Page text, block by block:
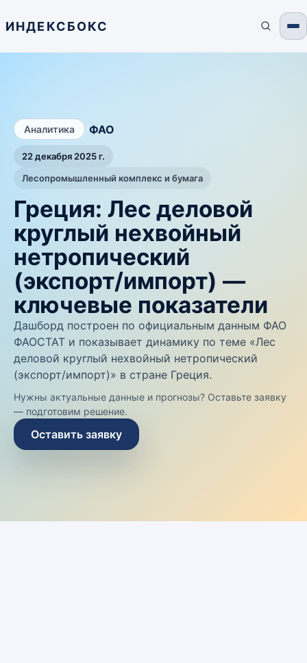
ИНДЕКСБОКС
Аналитика ФАО
22 декабря 2025 г.
Лесопромышленный комплекс и бумага
Греция: Лес деловой
круглый нехвойный
нетропический
(экспорт/импорт) —
ключевые показатели
Дашборд построен по официальным данным ФАО
ФАОСТАТ и показывает динамику по теме «Лес
деловой круглый нехвойный нетропический
(экспорт/импорт)» в стране Греция.
Нужны актуальные данные и прогнозы? Оставьте заявку
— подготовим решение.
Оставить заявку